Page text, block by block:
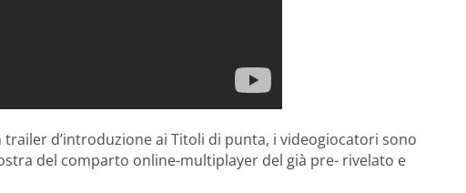
d’introduzione ai Titoli di punta, i videogiocatori sono
del comparto online-multiplayer del già pre- rivelato e